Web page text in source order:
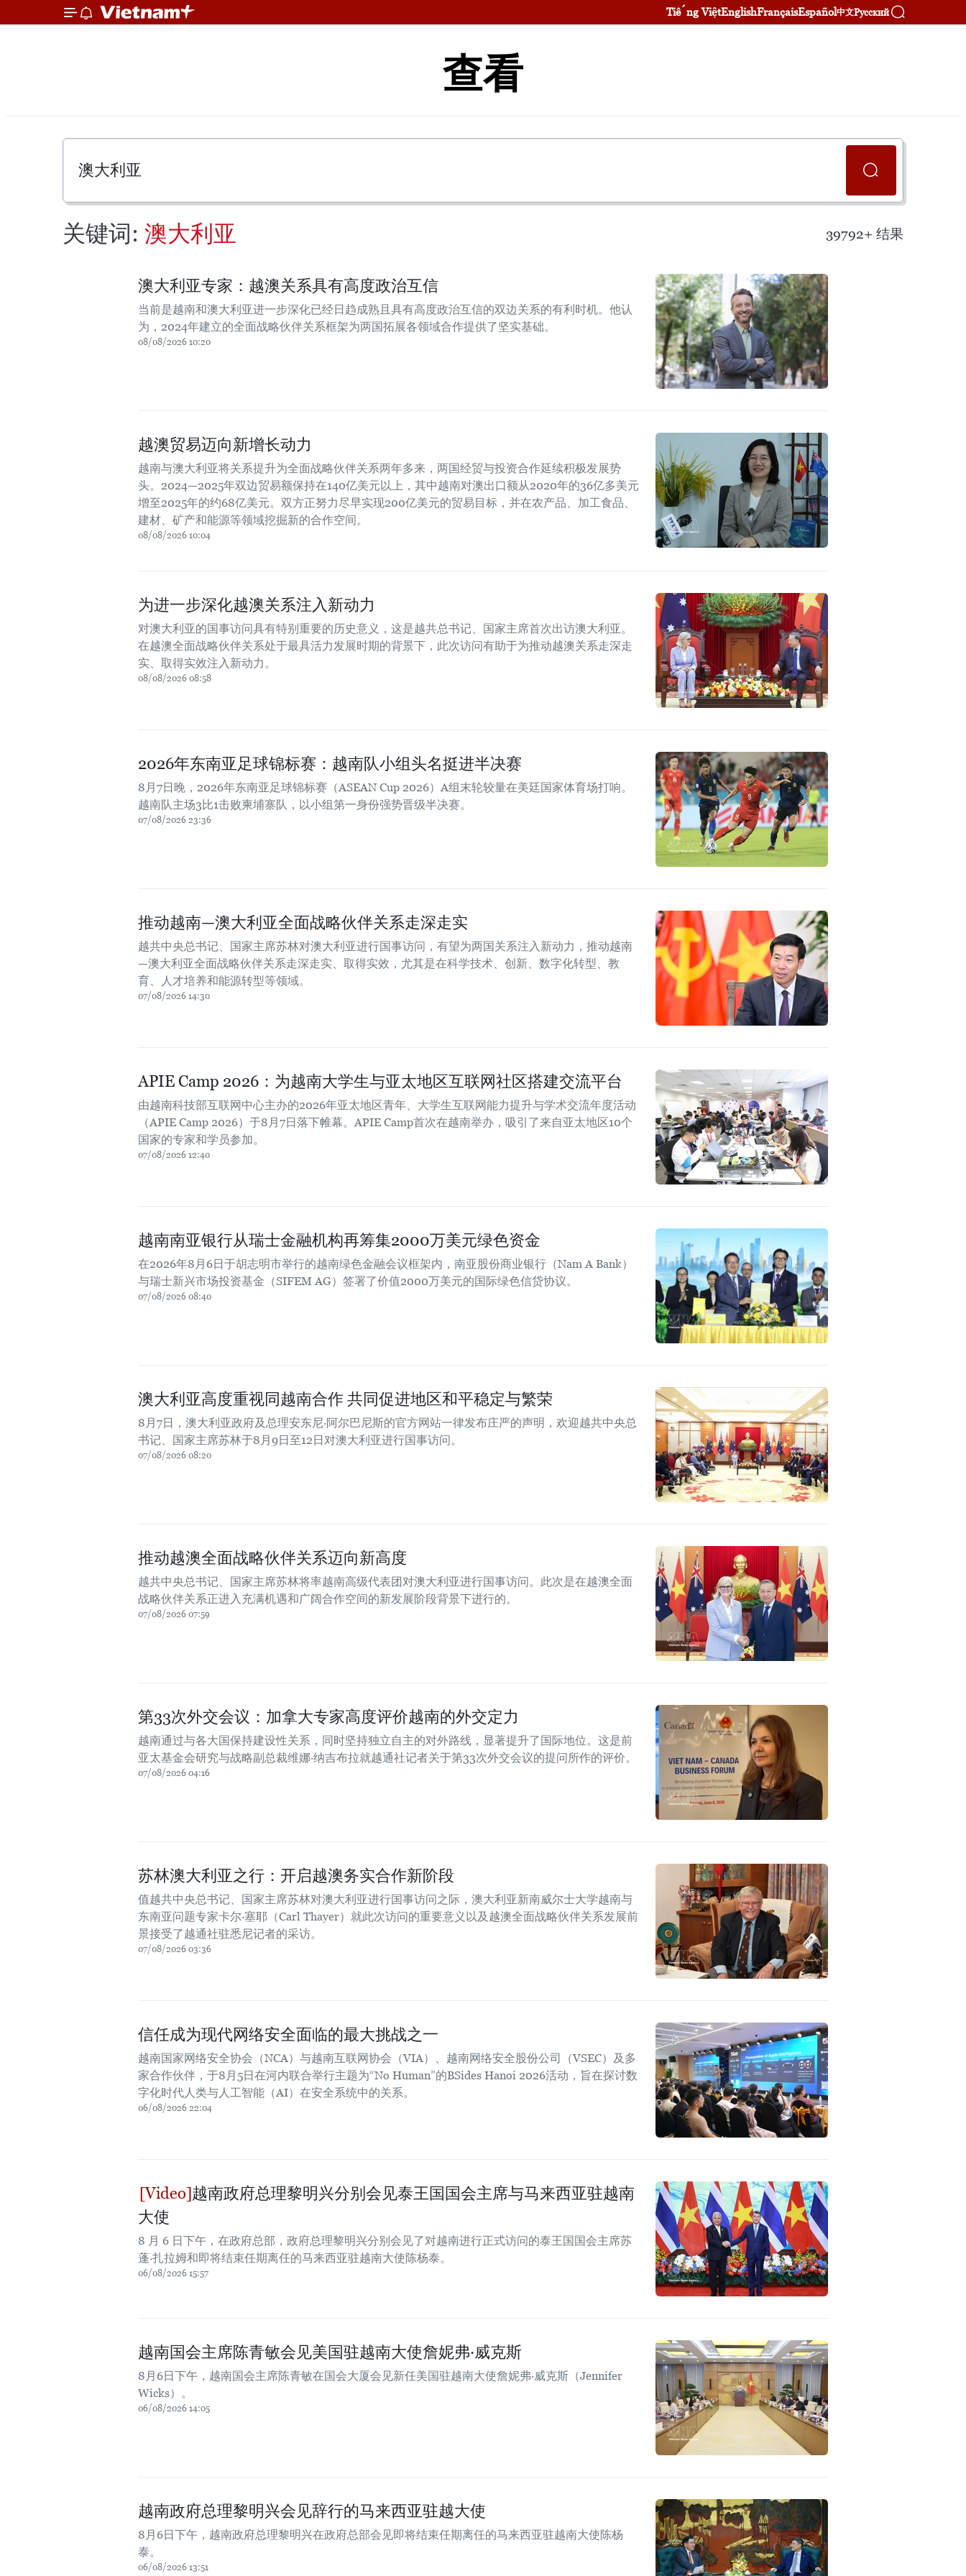
Tiếng ViệtEnglishFrançaisEspañol中文Русский
查看
关键词: 澳大利亚 39792+ 结果
澳大利亚专家：越澳关系具有高度政治互信
当前是越南和澳大利亚进一步深化已经日趋成熟且具有高度政治互信的双边关系的有利时机。他认
为，2024年建立的全面战略伙伴关系框架为两国拓展各领域合作提供了坚实基础。
08/08/2026 10:20
越澳贸易迈向新增长动力
越南与澳大利亚将关系提升为全面战略伙伴关系两年多来，两国经贸与投资合作延续积极发展势
头。2024—2025年双边贸易额保持在140亿美元以上，其中越南对澳出口额从2020年的36亿多美元
增至2025年的约68亿美元。双方正努力尽早实现200亿美元的贸易目标，并在农产品、加工食品、
建材、矿产和能源等领域挖掘新的合作空间。
08/08/2026 10:04
为进一步深化越澳关系注入新动力
对澳大利亚的国事访问具有特别重要的历史意义，这是越共总书记、国家主席首次出访澳大利亚。
在越澳全面战略伙伴关系处于最具活力发展时期的背景下，此次访问有助于为推动越澳关系走深走
实、取得实效注入新动力。
08/08/2026 08:58
2026年东南亚足球锦标赛：越南队小组头名挺进半决赛
8月7日晚，2026年东南亚足球锦标赛（ASEAN Cup 2026）A组末轮较量在美廷国家体育场打响。
越南队主场3比1击败柬埔寨队，以小组第一身份强势晋级半决赛。
07/08/2026 23:36
推动越南—澳大利亚全面战略伙伴关系走深走实
越共中央总书记、国家主席苏林对澳大利亚进行国事访问，有望为两国关系注入新动力，推动越南
—澳大利亚全面战略伙伴关系走深走实、取得实效，尤其是在科学技术、创新、数字化转型、教
育、人才培养和能源转型等领域。
07/08/2026 14:30
APIE Camp 2026：为越南大学生与亚太地区互联网社区搭建交流平台
由越南科技部互联网中心主办的2026年亚太地区青年、大学生互联网能力提升与学术交流年度活动
（APIE Camp 2026）于8月7日落下帷幕。APIE Camp首次在越南举办，吸引了来自亚太地区10个
国家的专家和学员参加。
07/08/2026 12:40
越南南亚银行从瑞士金融机构再筹集2000万美元绿色资金
在2026年8月6日于胡志明市举行的越南绿色金融会议框架内，南亚股份商业银行（Nam A Bank）
与瑞士新兴市场投资基金（SIFEM AG）签署了价值2000万美元的国际绿色信贷协议。
07/08/2026 08:40
澳大利亚高度重视同越南合作 共同促进地区和平稳定与繁荣
8月7日，澳大利亚政府及总理安东尼·阿尔巴尼斯的官方网站一律发布庄严的声明，欢迎越共中央总
书记、国家主席苏林于8月9日至12日对澳大利亚进行国事访问。
07/08/2026 08:20
推动越澳全面战略伙伴关系迈向新高度
越共中央总书记、国家主席苏林将率越南高级代表团对澳大利亚进行国事访问。此次是在越澳全面
战略伙伴关系正进入充满机遇和广阔合作空间的新发展阶段背景下进行的。
07/08/2026 07:59
第33次外交会议：加拿大专家高度评价越南的外交定力
越南通过与各大国保持建设性关系，同时坚持独立自主的对外路线，显著提升了国际地位。这是前
亚太基金会研究与战略副总裁维娜·纳吉布拉就越通社记者关于第33次外交会议的提问所作的评价。
07/08/2026 04:16
苏林澳大利亚之行：开启越澳务实合作新阶段
值越共中央总书记、国家主席苏林对澳大利亚进行国事访问之际，澳大利亚新南威尔士大学越南与
东南亚问题专家卡尔·塞耶（Carl Thayer）就此次访问的重要意义以及越澳全面战略伙伴关系发展前
景接受了越通社驻悉尼记者的采访。
07/08/2026 03:36
信任成为现代网络安全面临的最大挑战之一
越南国家网络安全协会（NCA）与越南互联网协会（VIA）、越南网络安全股份公司（VSEC）及多
家合作伙伴，于8月5日在河内联合举行主题为“No Human”的BSides Hanoi 2026活动，旨在探讨数
字化时代人类与人工智能（AI）在安全系统中的关系。
06/08/2026 22:04
越南政府总理黎明兴分别会见泰王国国会主席与马来西亚驻越南
大使
8 月 6 日下午，在政府总部，政府总理黎明兴分别会见了对越南进行正式访问的泰王国国会主席苏
蓬·扎拉姆和即将结束任期离任的马来西亚驻越南大使陈杨泰。
06/08/2026 15:57
越南国会主席陈青敏会见美国驻越南大使詹妮弗·威克斯
8月6日下午，越南国会主席陈青敏在国会大厦会见新任美国驻越南大使詹妮弗·威克斯（Jennifer
Wicks）。
06/08/2026 14:05
越南政府总理黎明兴会见辞行的马来西亚驻越大使
8月6日下午，越南政府总理黎明兴在政府总部会见即将结束任期离任的马来西亚驻越南大使陈杨
泰。
06/08/2026 13:51